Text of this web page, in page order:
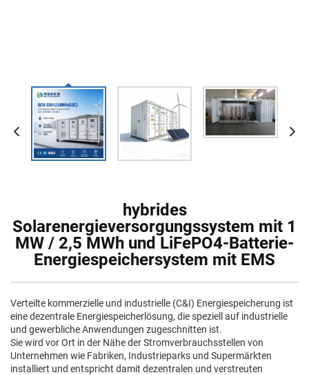
hybrides
Solarenergieversorgungssystem mit 1
MW / 2,5 MWh und LiFePO4-Batterie-
Energiespeichersystem mit EMS
Verteilte kommerzielle und industrielle (C&I) Energiespeicherung ist
eine dezentrale Energiespeicherlösung, die speziell auf industrielle
und gewerbliche Anwendungen zugeschnitten ist.
Sie wird vor Ort in der Nähe der Stromverbrauchsstellen von
Unternehmen wie Fabriken, Industrieparks und Supermärkten
installiert und entspricht damit dezentralen und verstreuten